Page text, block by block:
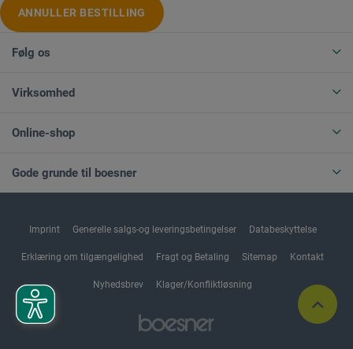
ANNULLER BESTILLING
Følg os
Virksomhed
Online-shop
Gode grunde til boesner
Imprint Generelle salgs-og leveringsbetingelser Databeskyttelse
Erklæring om tilgængelighed Fragt og Betaling Sitemap Kontakt
Nyhedsbrev Klager/Konfliktløsning